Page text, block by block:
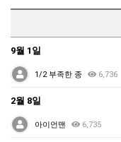
9월 1일
1/2 부족한 종 6,736
2월 8일
아이언맨 6,735